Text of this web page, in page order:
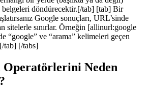
belgeleri döndürecektir.[/tab] [tab] Bir
Google sonuçları, URL’sinde
sitelerle sınırlar. Örneğin [allinurl:google
“google” ve “arama” kelimeleri geçen
tab] [/tabs]
Operatörlerini Neden